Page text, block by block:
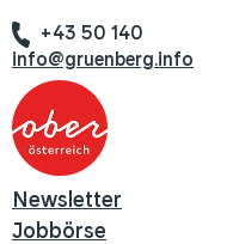
+43 50 140
info@gruenberg.info
Newsletter
Jobbörse